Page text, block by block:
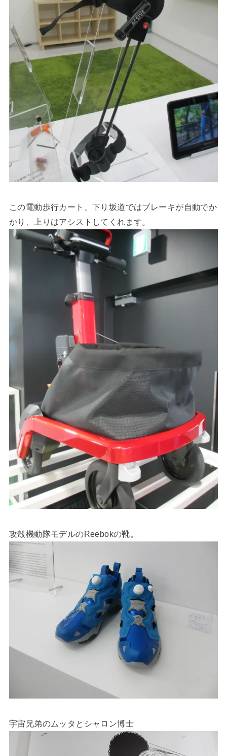
この電動歩行カート、下り坂道ではブレーキが自動でか
かり、上りはアシストしてくれます。
攻殻機動隊モデルのReebokの靴。
宇宙兄弟のムッタとシャロン博士